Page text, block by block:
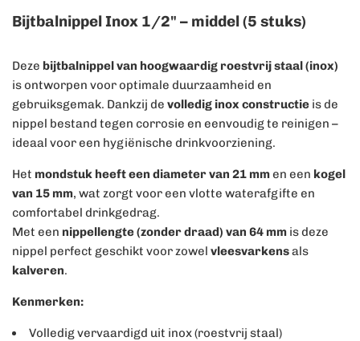
Bijtbalnippel Inox 1/2" – middel (5 stuks)
Deze bijtbalnippel van hoogwaardig roestvrij staal (inox)
is ontworpen voor optimale duurzaamheid en
gebruiksgemak. Dankzij de volledig inox constructie is de
nippel bestand tegen corrosie en eenvoudig te reinigen –
ideaal voor een hygiënische drinkvoorziening.
Het mondstuk heeft een diameter van 21 mmen een kogel
van 15 mm, wat zorgt voor een vlotte waterafgifte en
comfortabel drinkgedrag.
Met een nippellengte (zonder draad) van 64 mm is deze
nippel perfect geschikt voor zowel vleesvarkensals
kalveren.
Kenmerken:
Volledig vervaardigd uit inox (roestvrij staal)